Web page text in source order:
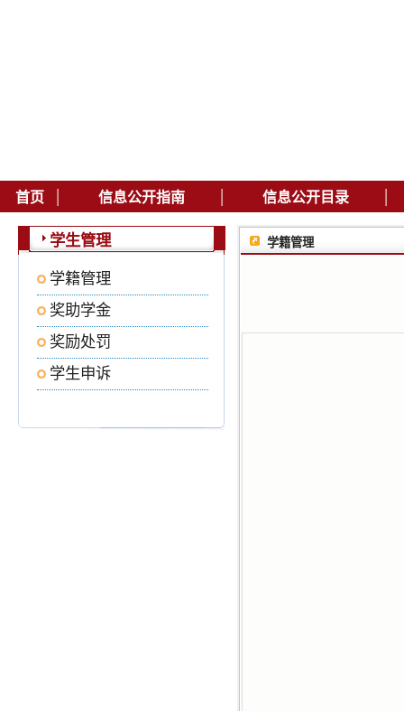
首页 | 信息公开指南 | 信息公开目录 |
学生管理
学籍管理
奖助学金
奖励处罚
学生申诉
学籍管理